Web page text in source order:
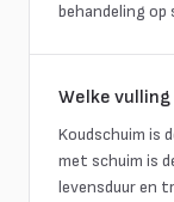
behandeling
Welke
Koudschuim is
met schuim is
levensduur en